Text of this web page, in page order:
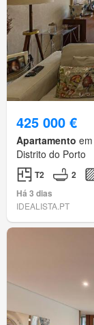
425 000 €
Apartamento
Distrito do Porto
T2 2
Há 3 dias
IDEALISTA.PT